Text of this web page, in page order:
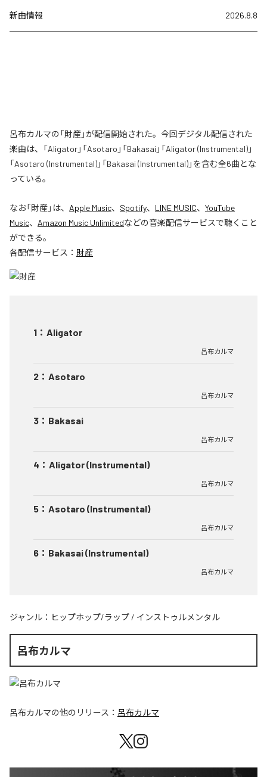
新曲情報 2026.8.8
呂布カルマの「財産」が配信開始された。今回デジタル配信された
楽曲は、「Aligator」「Asotaro」「Bakasai」「Aligator (Instrumental)」
「Asotaro (Instrumental)」「Bakasai (Instrumental)」を含む全6曲とな
っている。
なお「財産」は、 Apple Music、 Spotify、 LINE MUSIC、 YouTube
Music、 Amazon Music Unlimitedなどの音楽配信サービスで聴くこと
ができる。
各配信サービス： 財産
1 ： Aligator
呂布カルマ
2 ： Asotaro
呂布カルマ
3 ： Bakasai
呂布カルマ
4 ： Aligator (Instrumental)
呂布カルマ
5 ： Asotaro (Instrumental)
呂布カルマ
6 ： Bakasai (Instrumental)
呂布カルマ
ジャンル： ヒップホップ/ラップ / インストゥルメンタル
呂布カルマ
呂布カルマの他のリリース： 呂布カルマ